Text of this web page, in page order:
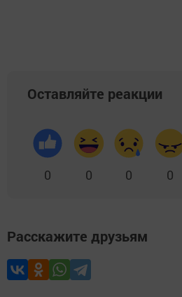
Оставляйте реакции
0 0 0 0
Расскажите друзьям